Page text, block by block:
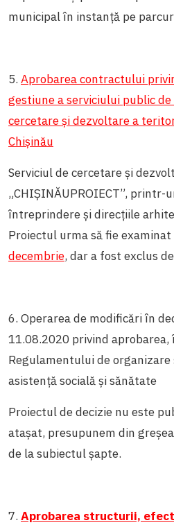
municipal în instanță pe
5. Aprobarea contractului
gestiune a serviciului public
cercetare și dezvoltare a
Chișinău
Serviciul de cercetare și
„CHIȘINĂUPROIECT”,
întreprindere și direcțiile
Proiectul urma să fie examinat
decembrie, dar a fost exclus
6. Operarea de modificări în
11.08.2020 privind
Regulamentului de
asistență socială și sănătate
Proiectul de decizie nu este
atașat, presupunem din
de la subiectul șapte.
7. Aprobarea structurii,